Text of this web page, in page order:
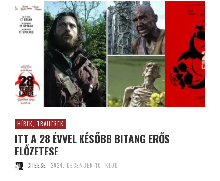
HÍREK, TRAILEREK
ITT A 28 ÉVVEL KÉSŐBB BITANG ERŐS
ELŐZETESE
CHEESE 2024. DECEMBER 10. KEDD